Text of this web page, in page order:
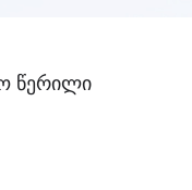
წერილი